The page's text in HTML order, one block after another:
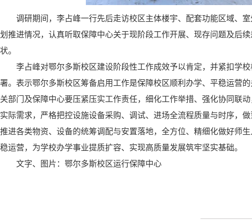
调研期间，李占峰一行先后走访校区主体楼宇、配套功能区域、
划推进情况，认真听取保障中心关于现阶段工作开展、现存问题及后
状。
李占峰对鄂尔多斯校区建设阶段性工作成效予以肯定，并紧扣学
署。表示鄂尔多斯校区筹备启用工作是保障校区顺利办学、平稳运营
关部门及保障中心要压紧压实工作责任，细化工作举措、强化协同联
实际需求，严格把控设施设备采购、调试、进场全流程质量与时序，
推进各类物资、设备的统筹调配与安置落地，全方位、精细化做好师
稳运营，为学校办学事业提质扩容、实现高质量发展筑牢坚实基础。
文字、图片：鄂尔多斯校区运行保障中心